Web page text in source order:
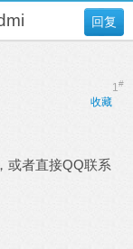
回复
）
1#
收藏
或者直接QQ联系